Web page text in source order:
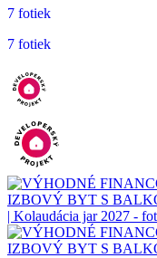
7 fotiek
7 fotiek